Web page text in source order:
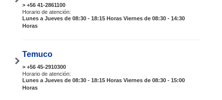
> +56 41-2861100
Horario de atención:
Lunes a Jueves de 08:30 - 18:15 Horas Viernes de 08:30 - 14:30
Horas
Temuco
> +56 45-2910300
Horario de atención:
Lunes a Jueves de 08:30 - 18:15 Horas Viernes de 08:30 - 15:00
Horas